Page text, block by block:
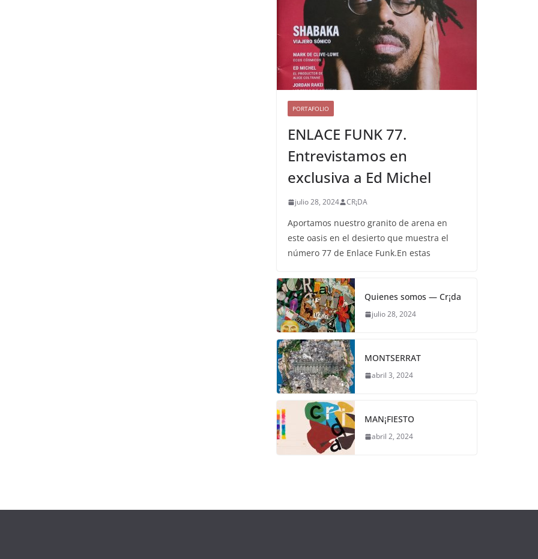
PORTAFOLIO
ENLACE FUNK 77.
Entrevistamos en
exclusiva a Ed Michel
julio 28, 2024 CR¡DA
Aportamos nuestro granito de arena en
este oasis en el desierto que muestra el
número 77 de Enlace Funk.En estas
Quienes somos — Cr¡da
julio 28, 2024
MONTSERRAT
abril 3, 2024
MAN¡FIESTO
abril 2, 2024